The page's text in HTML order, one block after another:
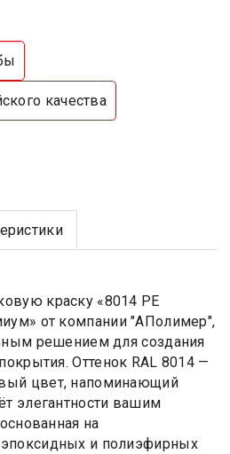
краску «8014 PE
от компании "АПолимер",
решением для создания
Оттенок RAL 8014 —
цвет, напоминающий
элегантности вашим
на
и полиэфирных